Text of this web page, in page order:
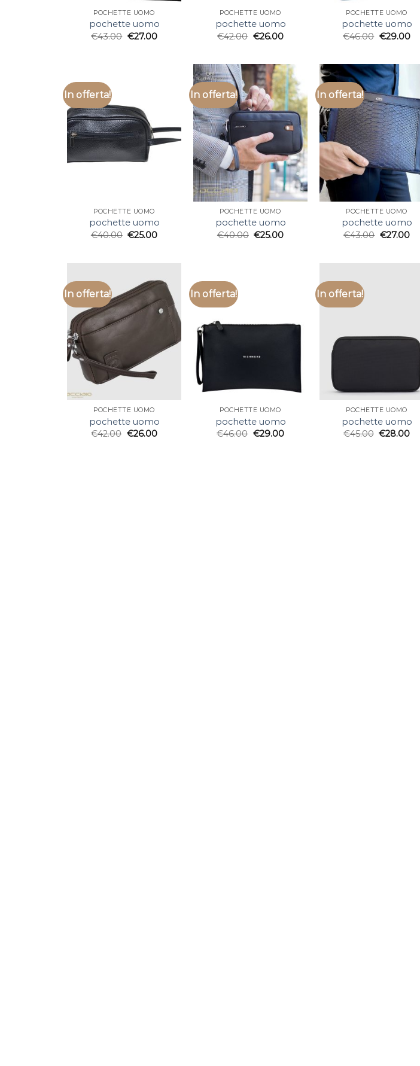
POCHETTE UOMO
pochette uomo
€43.00 €27.00
POCHETTE UOMO
pochette uomo
€42.00 €26.00
POCHETTE UOMO
pochette uomo
€46.00 €29.00
In offerta!
POCHETTE UOMO
pochette uomo
€40.00 €25.00
In offerta!
POCHETTE UOMO
pochette uomo
€40.00 €25.00
In offerta!
POCHETTE UOMO
pochette uomo
€43.00 €27.00
In offerta!
POCHETTE UOMO
pochette uomo
€42.00 €26.00
In offerta!
POCHETTE UOMO
pochette uomo
€46.00 €29.00
In offerta!
POCHETTE UOMO
pochette uomo
€45.00 €28.00